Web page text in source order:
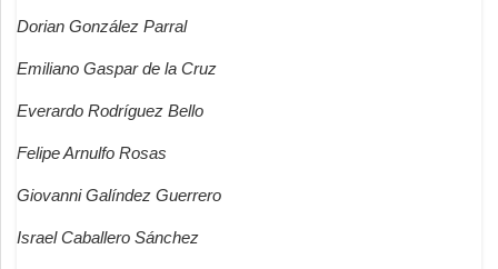
Dorian González Parral
Emiliano Gaspar de la Cruz
Everardo Rodríguez Bello
Felipe Arnulfo Rosas
Giovanni Galíndez Guerrero
Israel Caballero Sánchez